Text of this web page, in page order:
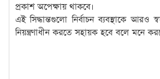
প্রকাশ অপেক্ষায় থাকবে।
এই সিদ্ধান্তগুলো নির্বাচন ব্যবস্থাকে আরও
নিয়ন্ত্রণাধীন করতে সহায়ক হবে বলে মনে